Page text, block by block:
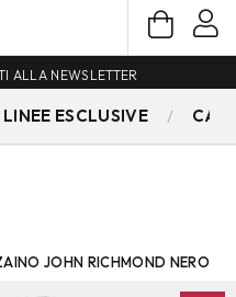
ALLA NEWSLETTER
LINEE ESCLUSIVE
JOHN RICHMOND NERO